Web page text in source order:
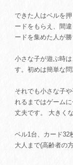
できた人はベルを
ードをもらえ、間
ードを集めた人が勝
小さな子が遊ぶ時
す。初めは簡単な
それでも小さな子
れるまではゲーム
丈夫です。 大きく
ベル1台、カード32
大人まで(高齢者の